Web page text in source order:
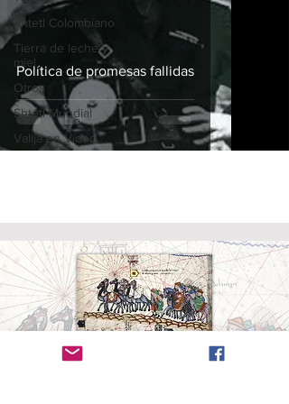
Shtetl Colombiano
Tierra de leche y
miel
Otros
Shtetl Mundial
Valija en Vídeo
Política de promesas fallidas